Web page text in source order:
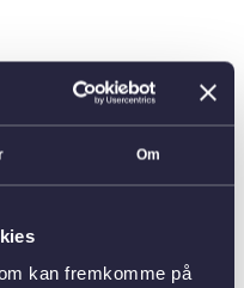
Om
kan fremkomme på